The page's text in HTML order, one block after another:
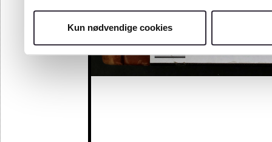
Kun nødvendige cookies